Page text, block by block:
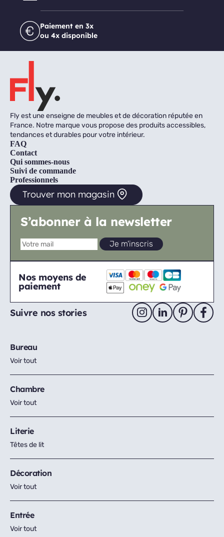
Paiement en 3x
ou 4x disponible
Fly est une enseigne de meubles et de décoration réputée en
France. Notre marque vous propose des produits accessibles,
tendances et durables pour votre intérieur.
FAQ
Contact
Qui sommes-nous
Suivi de commande
Professionnels
Trouver mon magasin
S’abonner à la newsletter
Nos moyens de
paiement
Suivre nos stories
Bureau
Voir tout
Chambre
Voir tout
Literie
Têtes de lit
Décoration
Voir tout
Entrée
Voir tout